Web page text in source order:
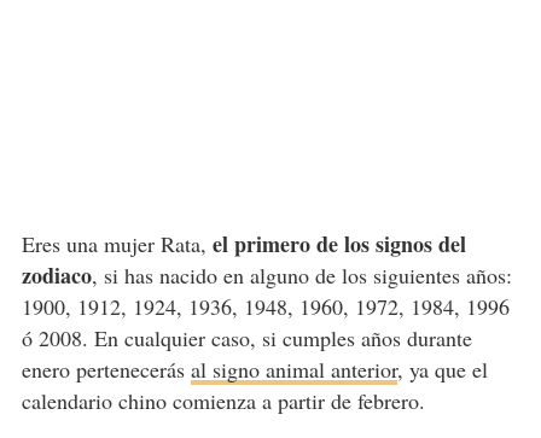
Eres una mujer Rata, el primero de los signos del
zodiaco, si has nacido en alguno de los siguientes años:
1900, 1912, 1924, 1936, 1948, 1960, 1972, 1984, 1996
ó 2008. En cualquier caso, si cumples años durante
enero pertenecerás al signo animal anterior, ya que el
calendario chino comienza a partir de febrero.